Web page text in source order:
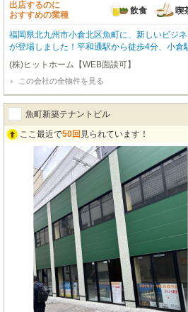
出店するのに
おすすめの業種
飲食 喫
福岡県北九州市小倉北区魚町に、新しいビジ
が登場しました！平和通駅から徒歩4分、小倉
利用できる便利な立地が魅力です。駅前立地
路面店なので、視認性も抜群。前面ガラス張
惹きつけます。約74.25㎡の広々とした空間は
様の理想の店舗デザインを自由に実現できま
おり、重飲食を含む飲食店全般、カフェ、小
容業、医療、各種教室など、幅広い業種にご
で、周辺にはドン・キホーテやマツモトキヨ
援する、魅力いっぱいの物件です。ぜひ一度ご
(株)ヒットホーム【WEB面談可】
この会社の全物件を見る
魚町新築テナントビル
ここ最近で50回 見られています！